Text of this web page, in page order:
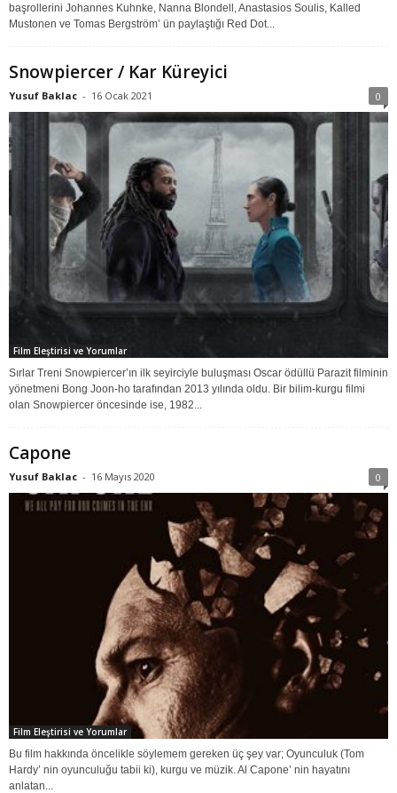
başrollerini Johannes Kuhnke, Nanna Blondell, Anastasios Soulis, Kalled
Mustonen ve Tomas Bergström’ ün paylaştığı Red Dot...
Snowpiercer / Kar Küreyici
Yusuf Baklac - 16 Ocak 2021 0
Film Eleştirisi ve Yorumlar
Sırlar Treni Snowpiercer’ın ilk seyirciyle buluşması Oscar ödüllü Parazit filminin
yönetmeni Bong Joon-ho tarafından 2013 yılında oldu. Bir bilim-kurgu filmi
olan Snowpiercer öncesinde ise, 1982...
Capone
Yusuf Baklac - 16 Mayıs 2020 0
Film Eleştirisi ve Yorumlar
Bu film hakkında öncelikle söylemem gereken üç şey var; Oyunculuk (Tom
Hardy’ nin oyunculuğu tabii ki), kurgu ve müzik. Al Capone’ nin hayatını
anlatan...